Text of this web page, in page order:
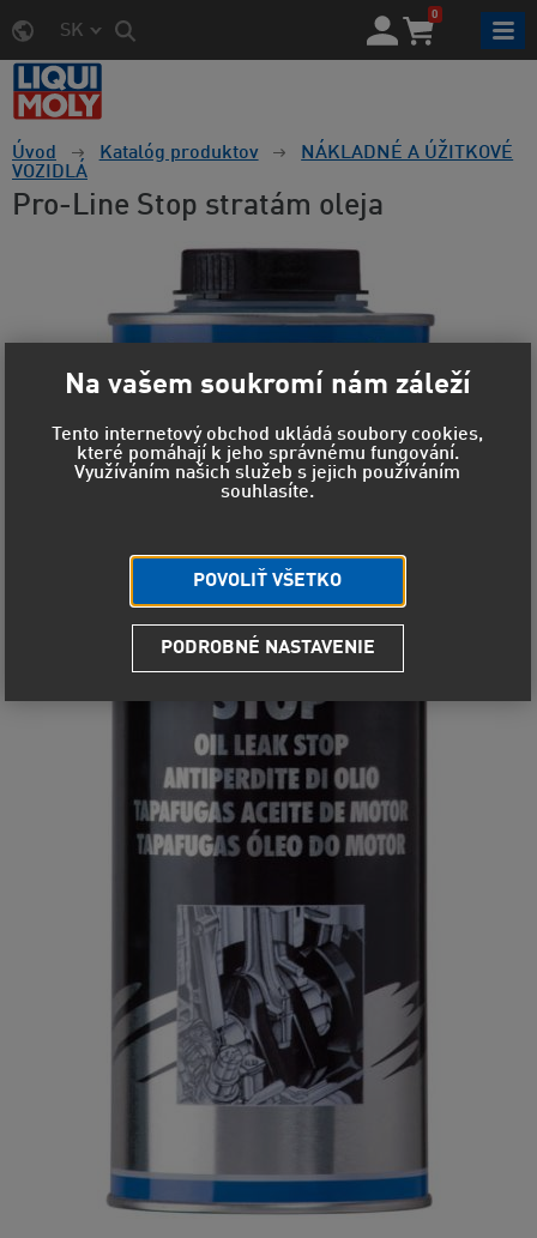
SK
0
Úvod Katalóg produktov
NÁKLADNÉ A ÚŽITKOVÉ
VOZIDLÁ
Pro-Line Stop stratám oleja
Na vašem soukromí nám záleží
Tento internetový obchod ukládá soubory cookies,
které pomáhají k jeho správnému fungování.
Využíváním našich služeb s jejich používáním
souhlasíte.
POVOLIŤ VŠETKO
PODROBNÉ NASTAVENIE